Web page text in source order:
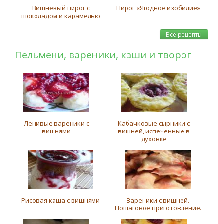
Вишневый пирог с
шоколадом и карамелью
Пирог «Ягодное изобилие»
Все рецепты
Пельмени, вареники, каши и творог
Ленивые вареники с
вишнями
Кабачковые сырники с
вишней, испеченные в
духовке
Рисовая каша с вишнями
Вареники с вишней.
Пошаговое приготовление.